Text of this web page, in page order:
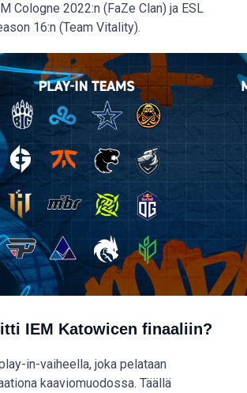
Cologne 2022:n (FaZe Clan) ja ESL
16:n (Team Vitality).
IEM Katowicen finaaliin?
in-vaiheella, joka pelataan
kaaviomuodossa. Täällä